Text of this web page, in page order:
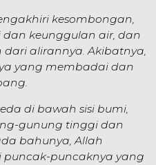
kesom­bong­an,
ke­unggulan air, dan
alirannya. Akibat­nya,
yang mem­badai dan
di bawah sisi bumi,
gunung tinggi dan
bahu­nya, Allah
puncaknya yang